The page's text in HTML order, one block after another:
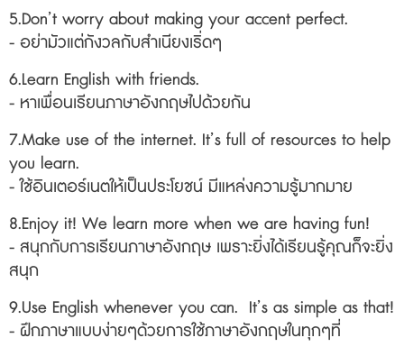
5.Don’t worry about making your accent perfect.
- อย่ามัวแต่กังวลกับสำเนียงเริ่ดๆ
6.Learn English with friends.
- หาเพื่อนเรียนภาษาอังกฤษไปด้วยกัน
7.Make use of the internet. It’s full of resources to help
you learn.
- ใช้อินเตอร์เนตให้เป็นประโยชน์ มีแหล่งความรู้มากมาย
8.Enjoy it! We learn more when we are having fun!
- สนุกกับการเรียนภาษาอังกฤษ เพราะยิ่งได้เรียนรู้คุณก็จะยิ่ง
สนุก
9.Use English whenever you can. It’s as simple as that!
- ฝึกภาษาแบบง่ายๆด้วยการใช้ภาษาอังกฤษในทุกๆที่